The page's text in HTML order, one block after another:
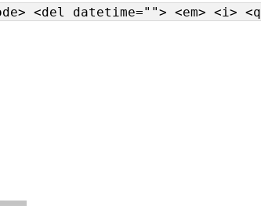
<del datetime=""> <em> <i> <q